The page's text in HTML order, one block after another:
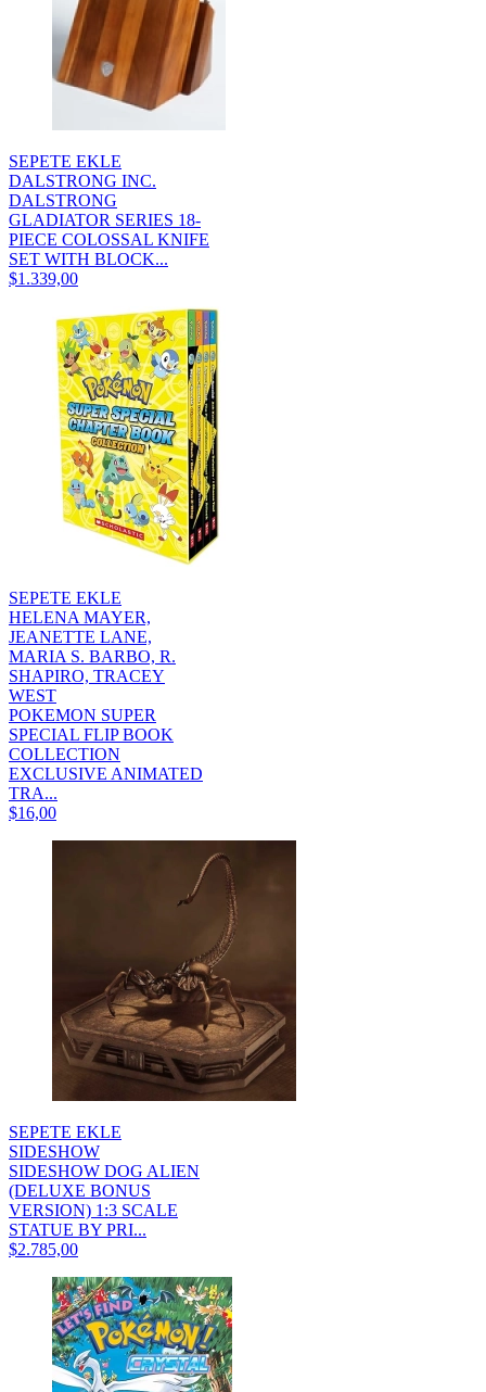
SEPETE EKLE
DALSTRONG INC.
DALSTRONG
GLADIATOR SERIES 18-
PIECE COLOSSAL KNIFE
SET WITH BLOCK...
$1.339,00
SEPETE EKLE
HELENA MAYER,
JEANETTE LANE,
MARIA S. BARBO, R.
SHAPIRO, TRACEY
WEST
POKEMON SUPER
SPECIAL FLIP BOOK
COLLECTION
EXCLUSIVE ANIMATED
TRA...
$16,00
SEPETE EKLE
SIDESHOW
SIDESHOW DOG ALIEN
(DELUXE BONUS
VERSION) 1:3 SCALE
STATUE BY PRI...
$2.785,00